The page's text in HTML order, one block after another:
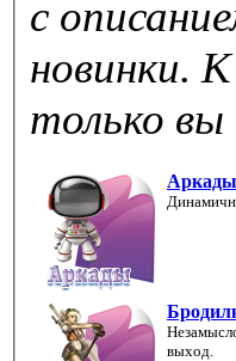
с
новинки.
только
Аркады
выход.